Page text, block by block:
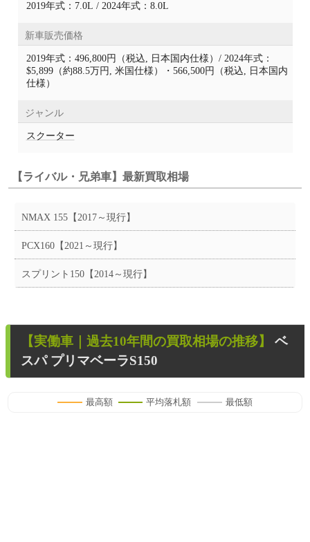
2019年式：7.0L / 2024年式：8.0L
新車販売価格
2019年式：496,800円（税込, 日本国内仕様）/ 2024年式：
$5,899（約88.5万円, 米国仕様）・566,500円（税込, 日本国内
仕様）
ジャンル
スクーター
【ライバル・兄弟車】最新買取相場
NMAX 155【2017～現行】
PCX160【2021～現行】
スプリント150【2014～現行】
【実働車 ｜過去10年間の買取相場の推移】 ベ
スパ プリマベーラS150
最高額 平均落札額 最低額